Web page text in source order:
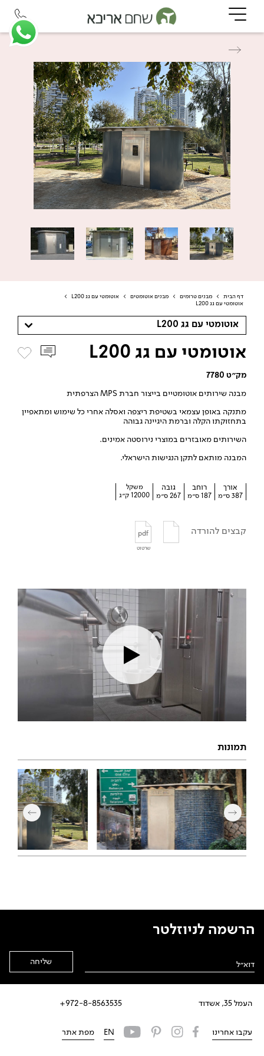
דף הבית > מבנים טרומים > מבנים אוטומטים > אוטומטי עם גג L200
>
אוטומטי עם גג L200
אוטומטי עם גג L200
אוטומטי עם גג L200
מק״ט 7780
מבנה שירותים אוטומטיים בייצור חברת MPS הצרפתית
מתנקה באופן עצמאי בשטיפת ריצפה ואסלה אחרי כל שימוש ומתאפיין
בתחזוקתו הקלה וברמת היגיינה גבוהה
השירותים מאובזרים במוצרי נירוסטה אמינים.
המבנה מותאם לתקן הנגישות הישראלי.
אורך
387 ס״מ
רוחב
187 ס״מ
גובה
267 ס״מ
משקל
12000 ק״ג
קבצים להורדה pdf
שרטוט
תמונות
העמל 35, אשדוד 972-8-8563535+
הרשמה לניוזלטר
עקבו אחרינו EN מפת אתר